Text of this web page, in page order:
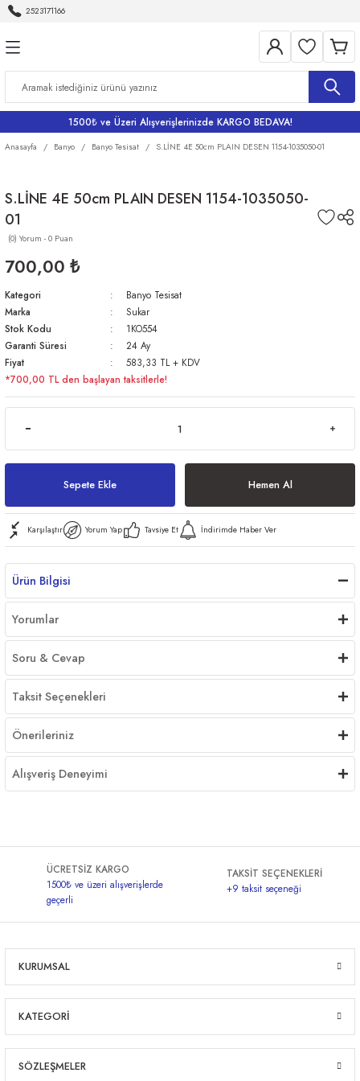
2523171166
Banyo Bataryaları
Eviye Bataryası
1500₺ ve Üzeri Alışverişlerinizde KARGO BEDAVA!
Anasayfa Banyo Banyo Tesisat S.LİNE 4E 50cm PLAIN DESEN 1154-1035050-01
S.LİNE 4E 50cm PLAIN DESEN 1154-1035050-
01
(0) Yorum - 0 Puan
700,00 ₺
Kategori
Banyo Tesisat
Marka
Sukar
Stok Kodu
1KO554
Garanti Süresi
24 Ay
Fiyat
583,33 TL + KDV
*700,00 TL den başlayan taksitlerle!
Sepete Ekle Hemen Al
Karşılaştır Yorum Yap Tavsiye Et İndirimde Haber Ver
Ürün Bilgisi
Yorumlar
Soru & Cevap
Taksit Seçenekleri
Önerileriniz
Alışveriş Deneyimi
ÜCRETSİZ KARGO
1500₺ ve üzeri alışverişlerde
geçerli
TAKSİT SEÇENEKLERİ
+9 taksit seçeneği
KURUMSAL
KATEGORİ
SÖZLEŞMELER